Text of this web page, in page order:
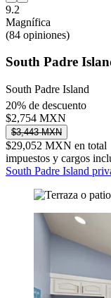
9.2
Magnífica
(84 opiniones)
South Padre
South Padre Island
20% de descuento
$2,754 MXN
$3,443 MXN
$29,052 MXN en total
impuestos y cargos
South Padre Island